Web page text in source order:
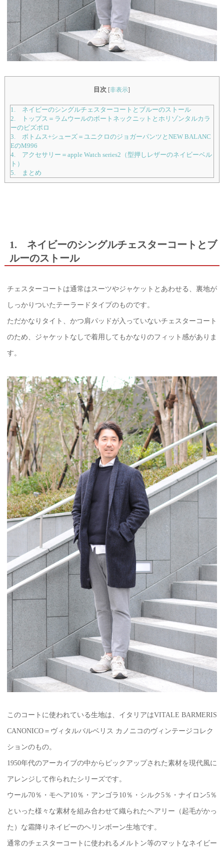
目次 [非表示]
1. ネイビーのシングルチェスターコートとブルーのストール
2. トップス＝ラムウールのボートネックニットとホリゾンタルカラ
ーのビズポロ
3. ボトムス+シューズ＝ユニクロのジョガーパンツとNEW BALANC
EのM996
4. アクセサリー＝apple Watch series2（型押しレザーのネイビーベル
ト）
5. まとめ
1. ネイビーのシングルチェスターコートとブ
ルーのストール
チェスターコートは通常はスーツやジャケットとあわせる、裏地が
しっかりついたテーラードタイプのものです。
ただかなりタイト、かつ肩パッドが入っていないチェスターコート
のため、ジャケットなしで着用してもかなりのフィット感がありま
す。
このコートに使われている生地は、イタリアはVITALE BARMERIS
CANONICO＝ヴィタルバルベリス カノニコのヴィンテージコレク
ションのもの。
1950年代のアーカイブの中からピックアップされた素材を現代風に
アレンジして作られたシリーズです。
ウール70％・モヘア10％・アンゴラ10％・シルク5％・ナイロン5％
といった様々な素材を組み合わせて織られたヘアリー（起毛がかっ
た）な霜降りネイビーのヘリンボーン生地です。
通常のチェスターコートに使われるメルトン等のマットなネイビー